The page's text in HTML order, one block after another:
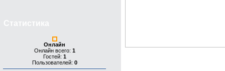
Статистика
Онлайн
Онлайн всего: 1
Гостей: 1
Пользователей: 0